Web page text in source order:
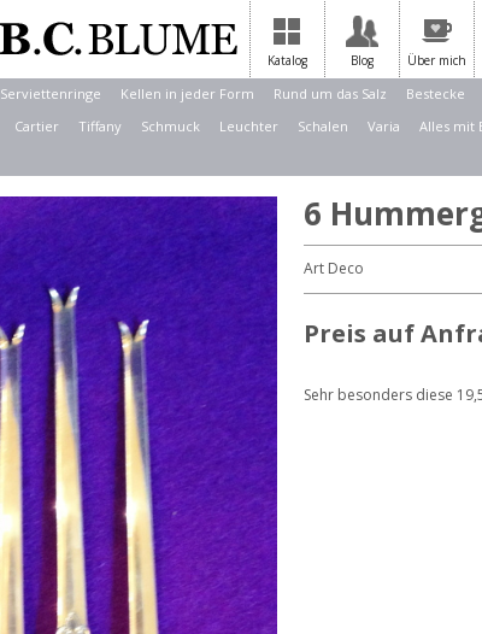
Katalog Blog Über mich
Serviettenringe Kellen in jeder Form Rund um das Salz Bestecke
Cartier Tiffany Schmuck Leuchter Schalen Varia Alles mit
6
Art Deco
Preis auf
Sehr besonders diese